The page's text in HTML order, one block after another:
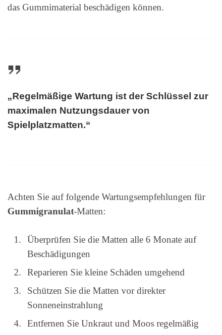
das Gummimaterial beschädigen können.
„Regelmäßige Wartung ist der Schlüssel zur
maximalen Nutzungsdauer von
Spielplatzmatten.“
Achten Sie auf folgende Wartungsempfehlungen für
Gummigranulat-Matten:
Überprüfen Sie die Matten alle 6 Monate auf
Beschädigungen
Reparieren Sie kleine Schäden umgehend
Schützen Sie die Matten vor direkter
Sonneneinstrahlung
Entfernen Sie Unkraut und Moos regelmäßig